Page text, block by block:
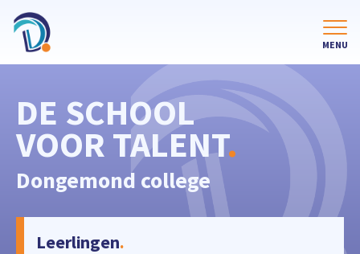
DE SCHOOL
VOOR TALENT.
Dongemond college
Leerlingen.